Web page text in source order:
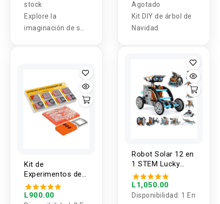
stock
Explore la
imaginación de sus
para ellos,
tecnología al
alcance de sus
recomendado para
Agotado
Kit DIY de árbol de
Navidad
Kit de
Experimentos de
optica Geometrica
GX-5002
L900.00
Robot Solar 12 en
1 STEM Lucky
Doug (KIT)
L1,050.00
Disponibilidad: 1 En